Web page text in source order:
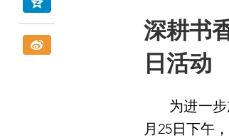
深耕书
日活动
为进一
月25日下午